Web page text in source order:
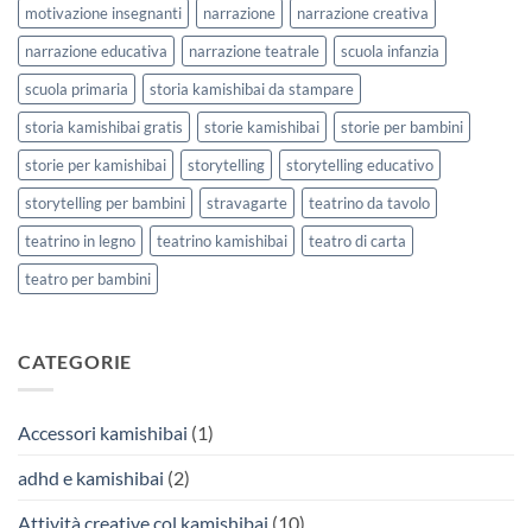
motivazione insegnanti
narrazione
narrazione creativa
narrazione educativa
narrazione teatrale
scuola infanzia
scuola primaria
storia kamishibai da stampare
storia kamishibai gratis
storie kamishibai
storie per bambini
storie per kamishibai
storytelling
storytelling educativo
storytelling per bambini
stravagarte
teatrino da tavolo
teatrino in legno
teatrino kamishibai
teatro di carta
teatro per bambini
CATEGORIE
Accessori kamishibai (1)
adhd e kamishibai (2)
Attività creative col kamishibai (10)